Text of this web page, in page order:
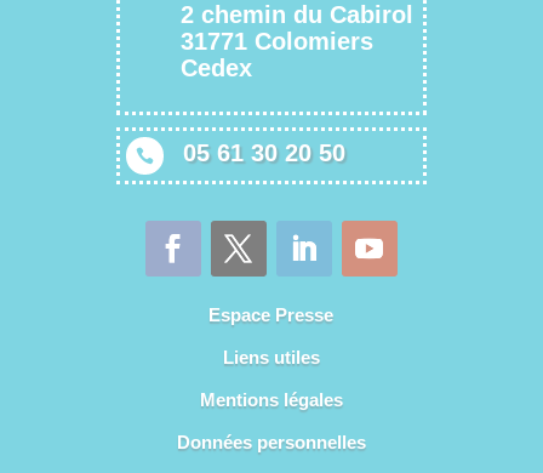
2 chemin du Cabirol
31771 Colomiers
Cedex
 05 61 30 20 50
Espace Presse
Liens utiles
Mentions légales
Données personnelles